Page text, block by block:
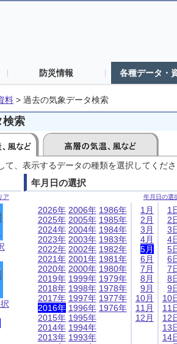
防災情報 各種データ・
料 > 過去の気象データ検索
検索
て、表示するデータの種類を選択してくだ
ア
年月日の選択
年月日の選
2026年
2025年
2024年
2023年
2022年
2021年
2020年
2019年
2018年
2017年
2016年
2015年
2014年
2013年
2006年
2005年
2004年
2003年
2002年
2001年
2000年
1999年
1998年
1997年
1996年
1995年
1994年
1993年
1986年
1985年
1984年
1983年
1982年
1981年
1980年
1979年
1978年
1977年
1976年
1月
2月
3月
4月
5月
6月
7月
8月
9月
10月
11月
12月
1
2
3
4
5
6
7
8
9
10
11
12
13
14